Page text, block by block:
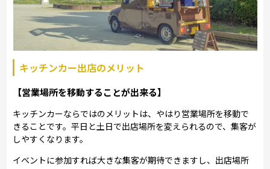
キッチンカー出店のメリット
【営業場所を移動することが出来る】
キッチンカーならではのメリットは、やはり営業場所を移動で
きることです。平日と土日で出店場所を変えられるので、集客が
しやすくなります。
イベントに参加すれば大きな集客が期待できますし、出店場所